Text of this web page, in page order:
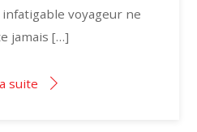
voyageur ne
jamais […]
suite